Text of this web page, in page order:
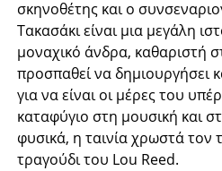
σκηνοθέτης και ο
Τακασάκι είναι μια μεγάλη
μοναχικό άνδρα, καθαριστή
προσπαθεί να δημιουργήσει
για να είναι οι μέρες του
καταφύγιο στη μουσική και
φυσικά, η ταινία χρωστά τον
τραγούδι του Lou Reed.